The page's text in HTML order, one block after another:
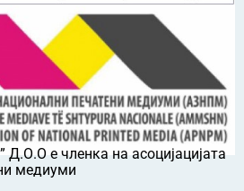
е членка на асоцијацијата
медиуми